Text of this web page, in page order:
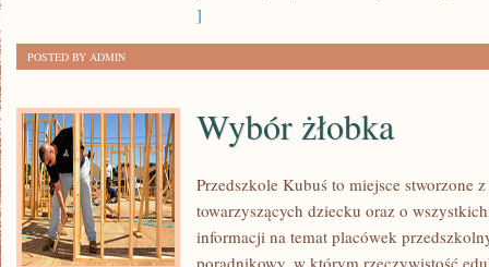
]
POSTED BY ADMIN
Wybór żłobka
Przedszkole Kubuś to miejsce stworzone
towarzyszących dziecku oraz o
informacji na temat placówek
poradnikowy, w którym rzeczywistość